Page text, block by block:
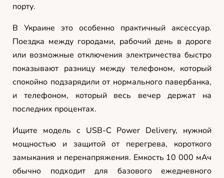
порту.
В Украине это особенно практичный аксессуар.
Поездка между городами, рабочий день в дороге
или возможные отключения электричества быстро
показывают разницу между телефоном, который
спокойно подзарядили от нормального павербанка,
и телефоном, который весь вечер держат на
последних процентах.
Ищите модель с USB-C Power Delivery, нужной
мощностью и защитой от перегрева, короткого
замыкания и перенапряжения. Емкость 10 000 мАч
обычно подходит для базового ежедневного